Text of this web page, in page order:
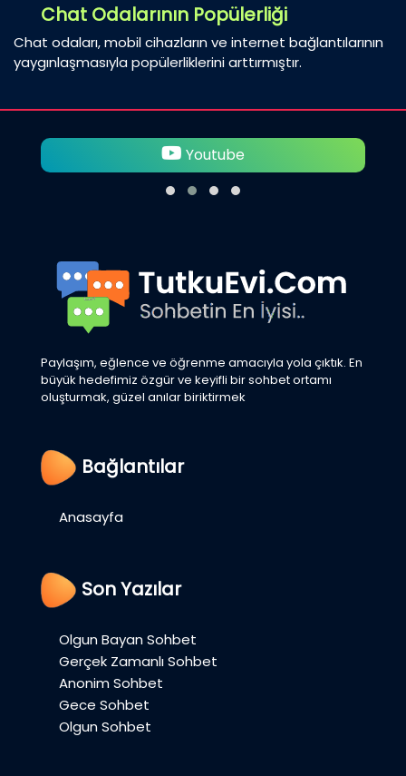
Chat Odalarının Popülerliği
Chat odaları, mobil cihazların ve internet bağlantılarının
yaygınlaşmasıyla popülerliklerini arttırmıştır.
Twitter
Paylaşım, eğlence ve öğrenme amacıyla yola çıktık. En
büyük hedefimiz özgür ve keyifli bir sohbet ortamı
oluşturmak, güzel anılar biriktirmek
Bağlantılar
Anasayfa
Son Yazılar
Olgun Bayan Sohbet
Gerçek Zamanlı Sohbet
Anonim Sohbet
Gece Sohbet
Olgun Sohbet